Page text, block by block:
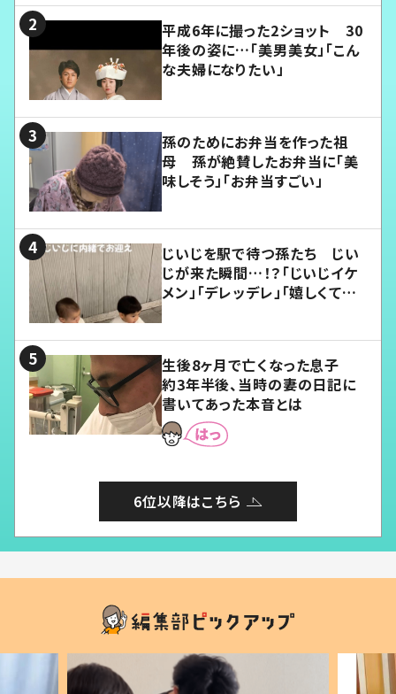
平成6年に撮った2ショット 30
年後の姿に…「美男美女」「こん
な夫婦になりたい」
孫のためにお弁当を作った祖
母 孫が絶賛したお弁当に「美
味しそう」「お弁当すごい」
じいじを駅で待つ孫たち じい
じが来た瞬間…！？「じいじイケ
メン」「デレッデレ」「嬉しくて可
生後8ヶ月で亡くなった息子
約3年半後、当時の妻の日記に
書いてあった本音とは
6位以降はこちら